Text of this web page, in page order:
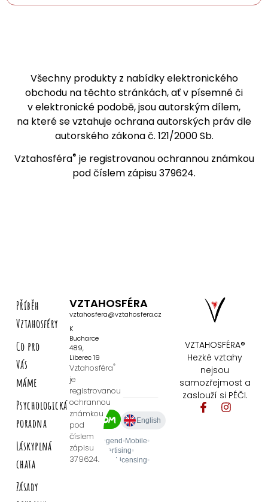
Všechny produkty z nabídky elektronického
obchodu na těchto stránkách, ať v písemné či
v elektronické podobě, jsou autorským dílem,
na které se vztahuje ochrana autorských práv dle
autorského zákona č. 121/2000 Sb.
Vztahosféra® je registrovanou ochrannou známkou
pod číslem zápisu 379624.
VZTAHOSFÉRA®
Hezké vztahy
nejsou
samozřejmost a
zaslouží si PÉČI.
Příběh
Vztahosféry
Co pro
Vás
máme
Psychologická
poradna
Láskyplná
chata
Zásady
VZTAHOSFÉRA
vztahosfera@vztahosfera.cz
K
Bucharce
489,
Liberec 19
Vztahosféra®
je
registrovanou
ochrannou
známkou
pod
číslem
zápisu
379624.